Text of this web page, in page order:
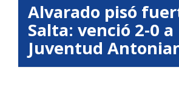
Alvarado pisó
Salta: venció 2-0 a
Juventud